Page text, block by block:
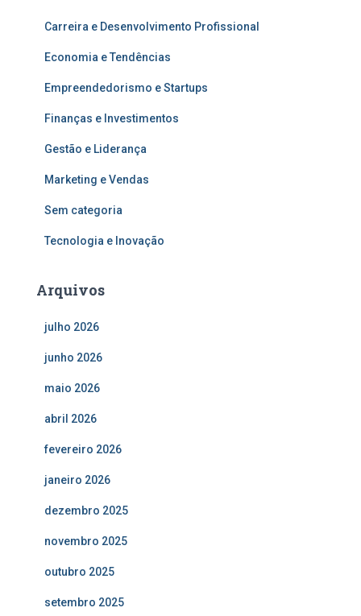
Carreira e Desenvolvimento Profissional
Economia e Tendências
Empreendedorismo e Startups
Finanças e Investimentos
Gestão e Liderança
Marketing e Vendas
Sem categoria
Tecnologia e Inovação
Arquivos
julho 2026
junho 2026
maio 2026
abril 2026
fevereiro 2026
janeiro 2026
dezembro 2025
novembro 2025
outubro 2025
setembro 2025